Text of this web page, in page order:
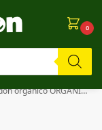
0
COTTON TRUCKER